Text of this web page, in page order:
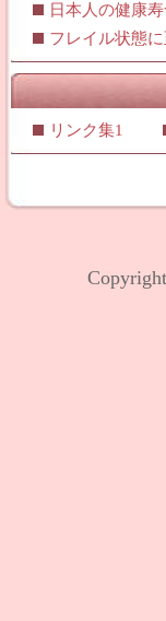
日本人の健康
フレイル状態
リンク集1